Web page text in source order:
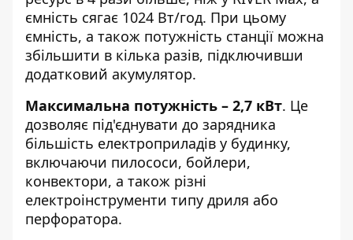
ємність сягає 1024 Вт/год. При цьому
ємність, а також потужність станції можна
збільшити в кілька разів, підключивши
додатковий акумулятор.
Максимальна потужність – 2,7 кВт. Це
дозволяє під'єднувати до зарядника
більшість електроприладів у будинку,
включаючи пилососи, бойлери,
конвектори, а також різні
електроінструменти типу дриля або
перфоратора.